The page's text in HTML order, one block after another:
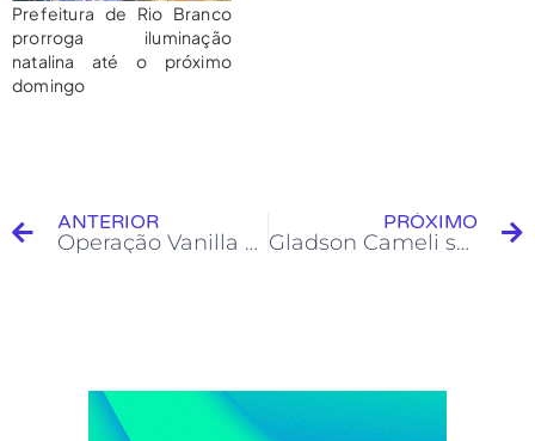
Prefeitura de Rio Branco
prorroga iluminação
natalina até o próximo
domingo
ANTERIOR
Operação Vanilla Sky: 16 pessoas são presas por envolvimento com facção criminosa em Feijó
PRÓXIMO
Gladson Cameli será julgado em 19 de novembro pelo STJ por acusações de corrupção e fraudes milionárias